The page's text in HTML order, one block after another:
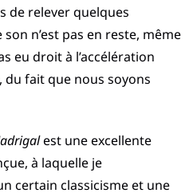
de relever quelques
n’est pas en reste, même
eu droit à l’accélération
du fait que nous soyons
est une excellente
à laquelle je
certain classicisme et une